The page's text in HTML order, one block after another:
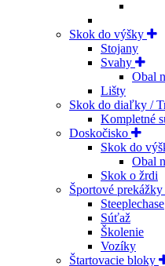
Skok do výšky
Stojany
Svahy
Obal
Lišty
Skok do diaľky /
Kompletné
Doskočisko
Skok do
Obal
Skok o žrdi
Športové prekážky
Steeplechase
Súťaž
Školenie
Vozíky
Štartovacie bloky